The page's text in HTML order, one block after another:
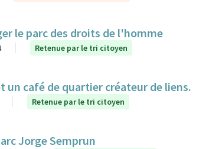
le parc des droits de l'homme
Retenue par le tri citoyen
un café de quartier créateur de liens.
Retenue par le tri citoyen
Jorge Semprun